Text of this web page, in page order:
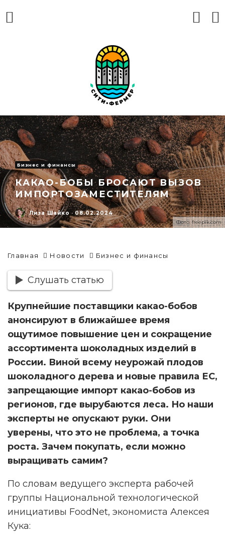
Фото: freepik.com
Бизнес и финансы
КАКАО-БОБЫ БРОСАЮТ ВЫЗОВ
ИМПОРТОЗАМЕСТИТЕЛЯМ
Лиза Шайко · 08.02.2024
Главная Новости Бизнес и финансы
Слушать статью
Крупнейшие поставщики какао-бобов
анонсируют в ближайшее время
ощутимое повышение цен и сокращение
ассортимента шоколадных изделий в
России. Виной всему неурожай плодов
шоколадного дерева и новые правила ЕС,
запрещающие импорт какао-бобов из
регионов, где вырубаются леса. Но наши
эксперты не опускают руки. Они
уверены, что это не проблема, а точка
роста. Зачем покупать, если можно
выращивать самим?
По словам ведущего эксперта рабочей
группы Национальной технологической
инициативы FoodNet, экономиста Алексея
Кука: